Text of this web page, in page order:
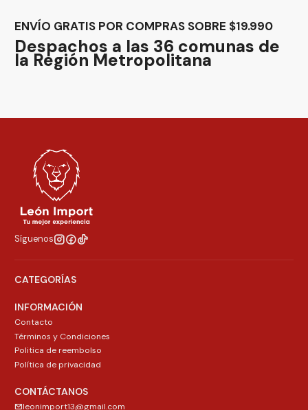
ENVÍO GRATIS POR COMPRAS SOBRE $19.990
Despachos a las 36 comunas de
la Región Metropolitana
Síguenos
CATEGORÍAS
INFORMACIÓN
Contacto
Términos y Condiciones
Politica de reembolso
Política de privacidad
CONTÁCTANOS
leonimport13@gmail.com